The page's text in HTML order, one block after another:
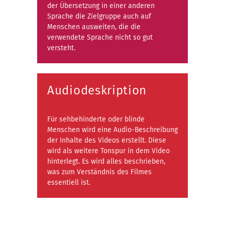
der Übersetzung in einer anderen
Sprache die Zielgruppe auch auf
Menschen ausweiten, die die
verwendete Sprache nicht so gut
versteht.
Audiodeskription
Für sehbehinderte oder blinde
Menschen wird eine Audio-Beschreibung
der Inhalte des Videos erstellt. Diese
wird als weitere Tonspur in dem Video
hinterlegt. Es wird alles beschrieben,
was zum Verständnis des Filmes
essentiell ist.